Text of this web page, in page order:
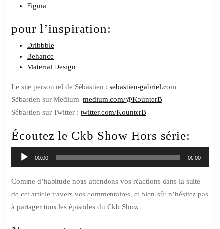
Figma
pour l’inspiration:
Dribbble
Behance
Material Design
Le site personnel de Sébastien : sebastien-gabriel.com
Sébastien sur Medium :medium.com/@KounterB
Sébastien sur Twitter : twitter.com/KounterB
Écoutez le Ckb Show Hors série:
Lecteur
audio
00:00 00:00
Comme d’habitude nous attendons vos réactions dans la suite
de cet article travers vos commentaires, et bien-sûr n’hésitez pas
à partager tous les épisodes du Ckb Show